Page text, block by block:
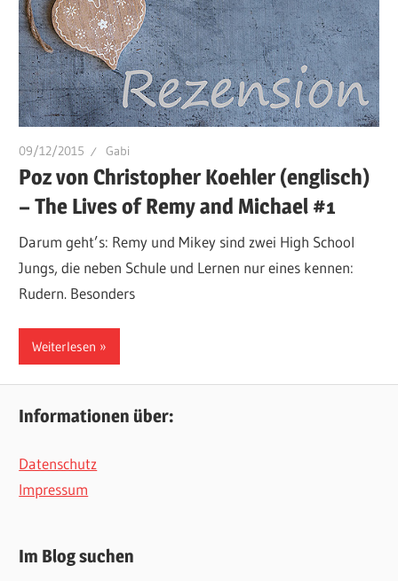
09/12/2015 Gabi
Poz von Christopher Koehler (englisch)
– The Lives of Remy and Michael #1
Darum geht’s: Remy und Mikey sind zwei High School
Jungs, die neben Schule und Lernen nur eines kennen:
Rudern. Besonders
Weiterlesen
Informationen über:
Datenschutz
Impressum
Im Blog suchen